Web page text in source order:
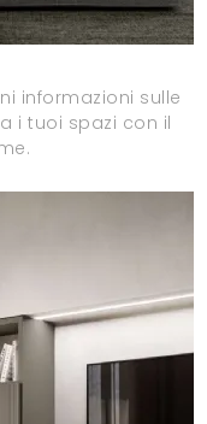
informazioni sulle
i tuoi spazi con il